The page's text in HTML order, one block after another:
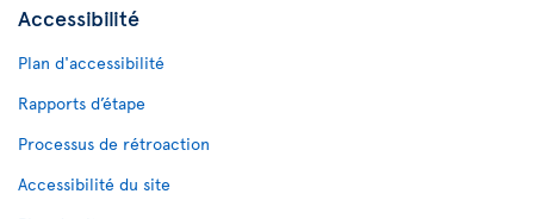
Accessibilité
Plan d'accessibilité
Rapports d’étape
Processus de rétroaction
Accessibilité du site